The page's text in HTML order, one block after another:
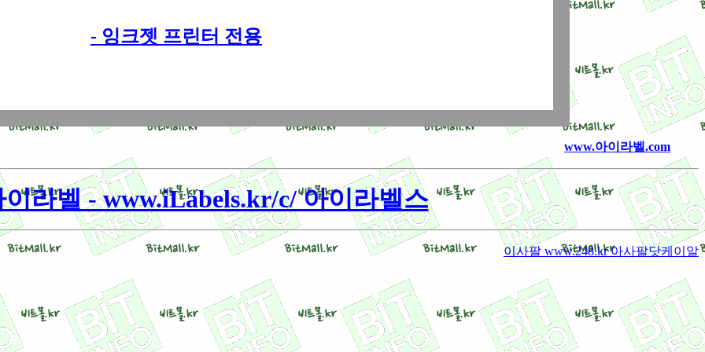
- 잉크젯 프린터 전용
www.아이라벨.com
라벨 - www.iLabels.kr/c/ 아이라벨스
이사팔 www.248.kr 아사팔닷케이알